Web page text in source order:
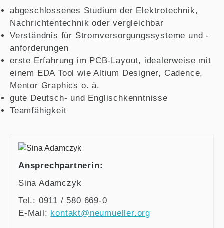
abgeschlossenes Studium der Elektrotechnik,
Nachrichtentechnik oder vergleichbar
Verständnis für Stromversorgungssysteme und -
anforderungen
erste Erfahrung im PCB-Layout, idealerweise mit
einem EDA Tool wie Altium Designer, Cadence,
Mentor Graphics o. ä.
gute Deutsch- und Englischkenntnisse
Teamfähigkeit
Ansprechpartnerin:
Sina Adamczyk
Tel.: 0911 / 580 669-0
E-Mail: kontakt@neumueller.org